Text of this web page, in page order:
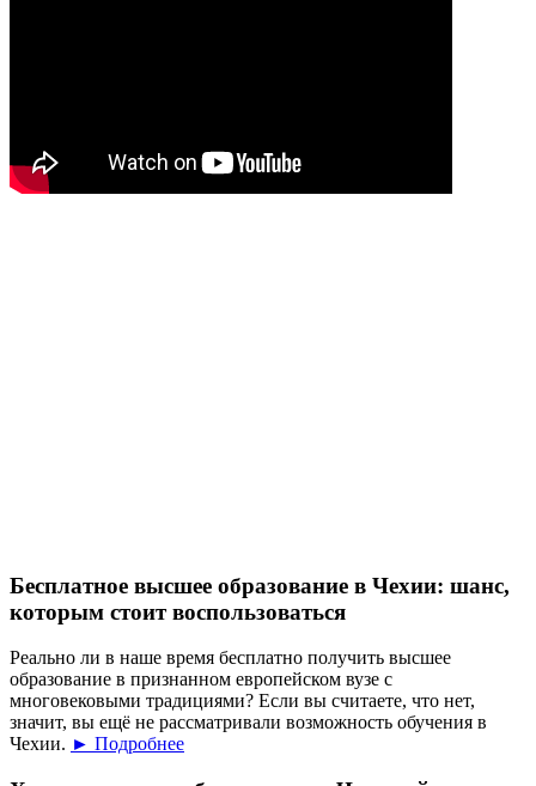
Бесплатное высшее образование в Чехии: шанс,
которым стоит воспользоваться
Реально ли в наше время бесплатно получить высшее
образование в признанном европейском вузе с
многовековыми традициями? Если вы считаете, что нет,
значит, вы ещё не рассматривали возможность обучения в
Чехии. ► Подробнее